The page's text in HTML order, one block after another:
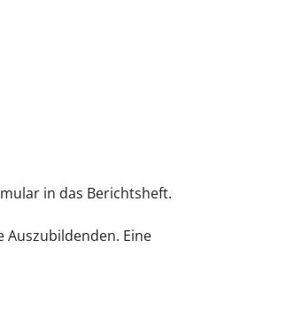
in das Berichtsheft.
Auszubildenden. Eine